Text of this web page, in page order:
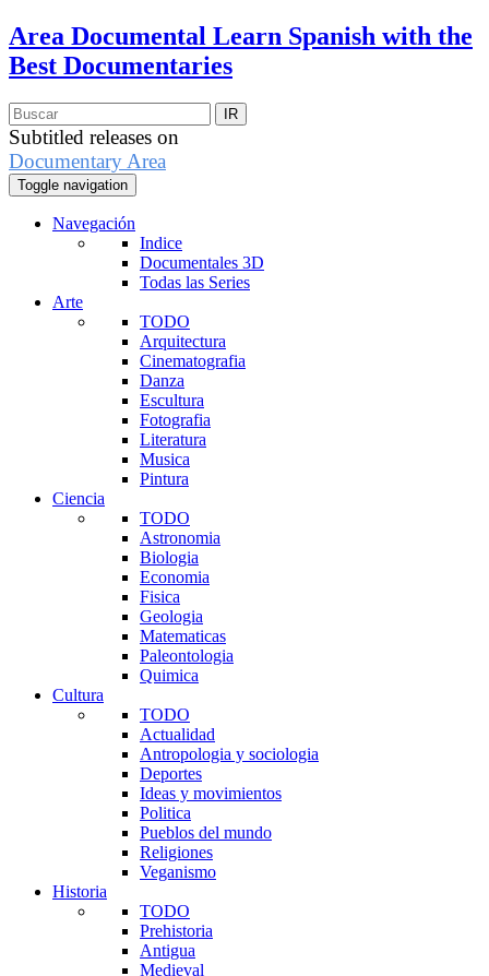
Area Documental Learn Spanish with the
Best Documentaries
Subtitled releases on
Documentary Area
Toggle navigation
Navegación
Indice
Documentales 3D
Todas las Series
Arte
TODO
Arquitectura
Cinematografia
Danza
Escultura
Fotografia
Literatura
Musica
Pintura
Ciencia
TODO
Astronomia
Biologia
Economia
Fisica
Geologia
Matematicas
Paleontologia
Quimica
Cultura
TODO
Actualidad
Antropologia y sociologia
Deportes
Ideas y movimientos
Politica
Pueblos del mundo
Religiones
Veganismo
Historia
TODO
Prehistoria
Antigua
Medieval